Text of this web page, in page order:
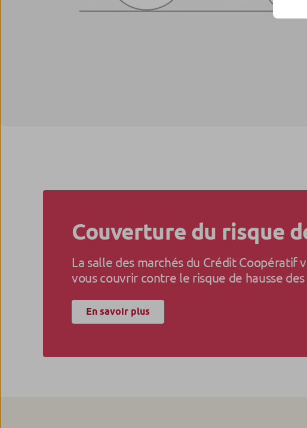
Couverture du risque
La salle des marchés du Crédit
vous couvrir contre le risque de hausse
En savoir plus